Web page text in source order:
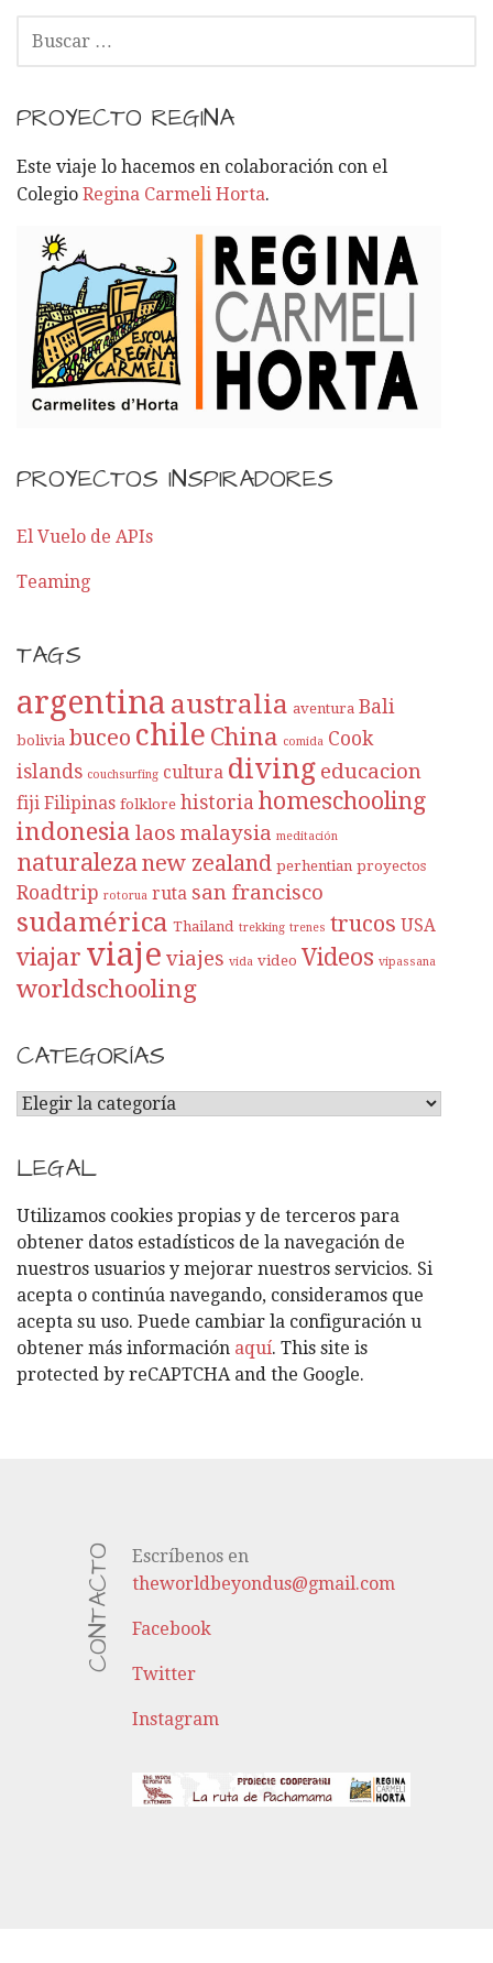
C
R
:
PROYECTO REGINA
Este viaje lo hacemos en colaboración con el
Colegio Regina Carmeli Horta.
PROYECTOS INSPIRADORES
El Vuelo de APIs
Teaming
TAGS
argentina australia aventura Bali
bolivia buceo chile China comida Cook
islands couchsurfing cultura diving educacion
fiji Filipinas folklore historia homeschooling
indonesia laos malaysia meditación
naturalezanew zealand perhentian proyectos
Roadtrip rotorua ruta san francisco
sudamérica Thailand trekking trenes trucos USA
viajar viaje viajes vida video Videos vipassana
worldschooling
CATEGORÍAS
C
T
E
G
O
R
Í
A
S
LEGAL
Utilizamos cookies propias y de terceros para
obtener datos estadísticos de la navegación de
nuestros usuarios y mejorar nuestros servicios. Si
acepta o continúa navegando, consideramos que
acepta su uso. Puede cambiar la configuración u
obtener más información aquí. This site is
protected by reCAPTCHA and the Google.
CONTACTO
Escríbenos en
theworldbeyondus@gmail.com
Facebook
Twitter
Instagram